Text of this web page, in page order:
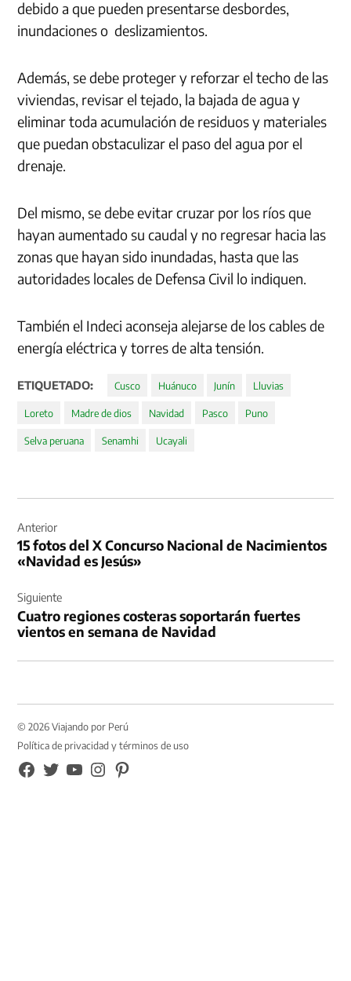
debido a que pueden presentarse desbordes,
inundaciones o deslizamientos.
Además, se debe proteger y reforzar el techo de las
viviendas, revisar el tejado, la bajada de agua y
eliminar toda acumulación de residuos y materiales
que puedan obstaculizar el paso del agua por el
drenaje.
Del mismo, se debe evitar cruzar por los ríos que
hayan aumentado su caudal y no regresar hacia las
zonas que hayan sido inundadas, hasta que las
autoridades locales de Defensa Civil lo indiquen.
También el Indeci aconseja alejarse de los cables de
energía eléctrica y torres de alta tensión.
ETIQUETADO: Cusco Huánuco Junín Lluvias
Loreto Madre de dios Navidad Pasco Puno
Selva peruana Senamhi Ucayali
de
entradas
Anterior
15 fotos del X Concurso Nacional de Nacimientos
«Navidad es Jesús»
Siguiente
Cuatro regiones costeras soportarán fuertes
vientos en semana de Navidad
© 2026 Viajando por Perú
Política de privacidad y términos de uso
FB
TW YouTubeInstagramPinterest